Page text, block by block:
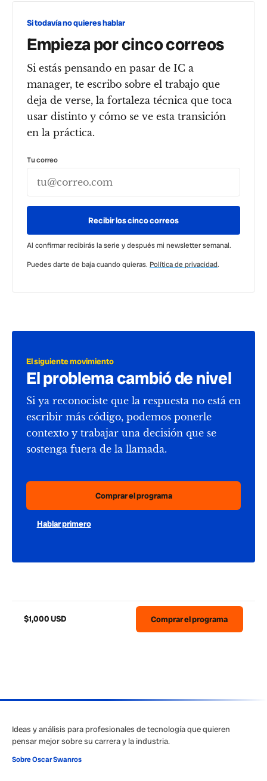
Si todavía no quieres hablar
Empieza por cinco correos
Si estás pensando en pasar de IC a
manager, te escribo sobre el trabajo que
deja de verse, la fortaleza técnica que toca
usar distinto y cómo se ve esta transición
en la práctica.
Tu correo
Recibir los cinco correos
Al confirmar recibirás la serie y después mi newsletter semanal.
Puedes darte de baja cuando quieras. Política de privacidad.
El siguiente movimiento
El problema cambió de nivel
Si ya reconociste que la respuesta no está en
escribir más código, podemos ponerle
contexto y trabajar una decisión que se
sostenga fuera de la llamada.
Comprar el programa
Hablar primero
$1,000 USD Comprar el programa
Ideas y análisis para profesionales de tecnología que quieren
pensar mejor sobre su carrera y la industria.
Sobre Oscar Swanros